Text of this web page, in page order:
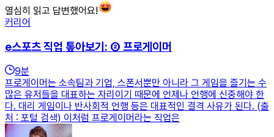
열심히 읽고 답변했어요!
커리어
e스포츠 직업 톺아보기: ② 프로게이머
9분
프로게이머는 소속팀과 기업, 스폰서뿐만 아니라 그 게임을 즐기는 수
많은 유저들을 대표하는 자리이기 때문에 언제나 언행에 신중해야 한
다. 대리 게임이나 반사회적 언행 등은 대표적인 결격 사유가 된다. (출
처 : 포털 검색) 이처럼 프로게이머라는 직업은